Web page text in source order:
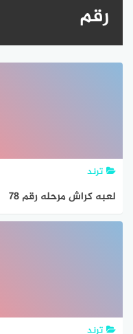
رقم
ترند
لعبه كراش مرحله رقم 78
ترند